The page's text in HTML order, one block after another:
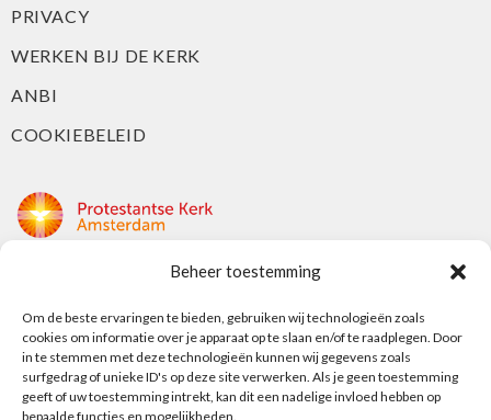
Beheer toestemming
Om de beste ervaringen te bieden, gebruiken wij technologieën zoals
cookies om informatie over je apparaat op te slaan en/of te raadplegen. Door
in te stemmen met deze technologieën kunnen wij gegevens zoals
surfgedrag of unieke ID's op deze site verwerken. Als je geen toestemming
geeft of uw toestemming intrekt, kan dit een nadelige invloed hebben op
bepaalde functies en mogelijkheden.
PRIVACY
WERKEN BIJ DE KERK
ANBI
COOKIEBELEID
Nieuwe Herengracht 18
1018 DP Amsterdam
t: 020 5353 700
e: info@protestantsamsterdam.nl